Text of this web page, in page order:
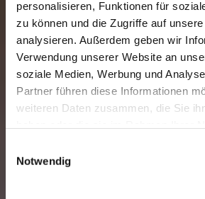
personalisieren, Funktionen für
zu können und die Zugriffe auf
analysieren. Außerdem geben wir
Verwendung unserer Website an
soziale Medien, Werbung und
Partner führen diese Informationen
weiteren Daten zusammen, die Sie
Notwendig